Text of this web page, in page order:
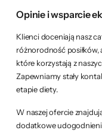
Opinie i wsparcie
Klienci doceniają nasz
różnorodność
które korzystają z
Zapewniamy stały
etapie diety.
W naszej ofercie
dodatkowe